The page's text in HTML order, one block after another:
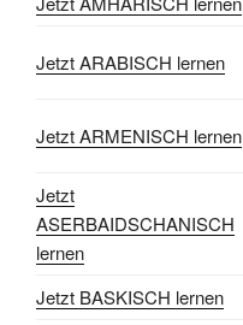
Jetzt ARABISCH lernen
Jetzt ARMENISCH lernen
Jetzt
ASERBAIDSCHANISCH
lernen
Jetzt BASKISCH lernen